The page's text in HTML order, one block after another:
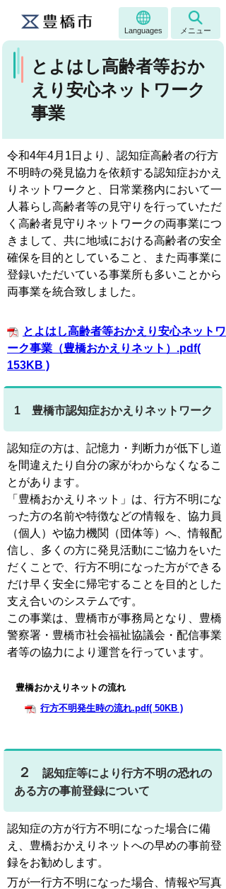
Languages メニュー
とよはし高齢者等おか
えり安心ネットワーク
事業
令和4年4月1日より、認知症高齢者の行方
不明時の発見協力を依頼する認知症おかえ
りネットワークと、日常業務内において一
人暮らし高齢者等の見守りを行っていただ
く高齢者見守りネットワークの両事業につ
きまして、共に地域における高齢者の安全
確保を目的としていること、また両事業に
登録いただいている事業所も多いことから
両事業を統合致しました。
とよはし高齢者等おかえり安心ネットワ
ーク事業（豊橋おかえりネット）.pdf(
153KB )
1 豊橋市認知症おかえりネットワーク
認知症の方は、記憶力・判断力が低下し道
を間違えたり自分の家がわからなくなるこ
とがあります。
「豊橋おかえりネット」は、行方不明にな
った方の名前や特徴などの情報を、協力員
（個人）や協力機関（団体等）へ、情報配
信し、多くの方に発見活動にご協力をいた
だくことで、行方不明になった方ができる
だけ早く安全に帰宅することを目的とした
支え合いのシステムです。
この事業は、豊橋市が事務局となり、豊橋
警察署・豊橋市社会福祉協議会・配信事業
者等の協力により運営を行っています。
豊橋おかえりネットの流れ
行方不明発生時の流れ.pdf( 50KB )
２
認知症等により行方不明の恐れの
ある方の事前登録について
認知症の方が行方不明になった場合に備
え、豊橋おかえりネットへの早めの事前登
録をお勧めします。
万が一行方不明になった場合、情報や写真